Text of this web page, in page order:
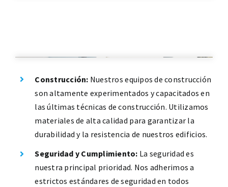
Construcción: Nuestros equipos de construcción
son altamente experimentados y capacitados en
las últimas técnicas de construcción. Utilizamos
materiales de alta calidad para garantizar la
durabilidad y la resistencia de nuestros edificios.
Seguridad y Cumplimiento: La seguridad es
nuestra principal prioridad. Nos adherimos a
estrictos estándares de seguridad en todos